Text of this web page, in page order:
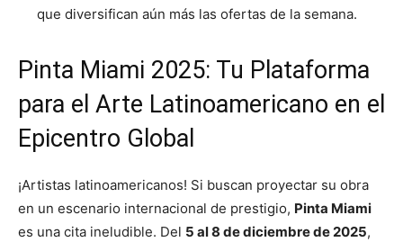
que diversifican aún más las ofertas de la semana.
Pinta Miami 2025: Tu Plataforma
para el Arte Latinoamericano en el
Epicentro Global
¡Artistas latinoamericanos! Si buscan proyectar su obra
en un escenario internacional de prestigio, Pinta Miami
es una cita ineludible. Del 5 al 8 de diciembre de 2025,